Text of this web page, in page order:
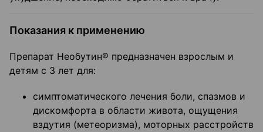
Показания к применению
Препарат Необутин® предназначен взрослым и
детям с 3 лет для:
симптоматического лечения боли, спазмов и
дискомфорта в области живота, ощущения
вздутия (метеоризма), моторных расстройств